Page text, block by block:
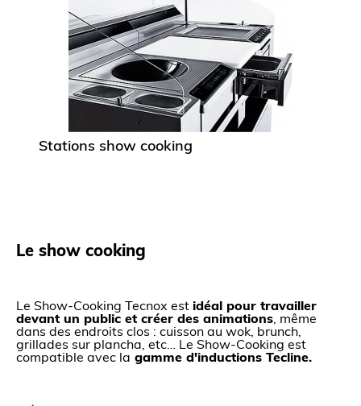
Stations show cooking
Le show cooking
Le Show-Cooking Tecnox est idéal pour travailler
devant un public et créer des animations, même
dans des endroits clos : cuisson au wok, brunch,
grillades sur plancha, etc… Le Show-Cooking est
compatible avec la gamme d'inductions Tecline.